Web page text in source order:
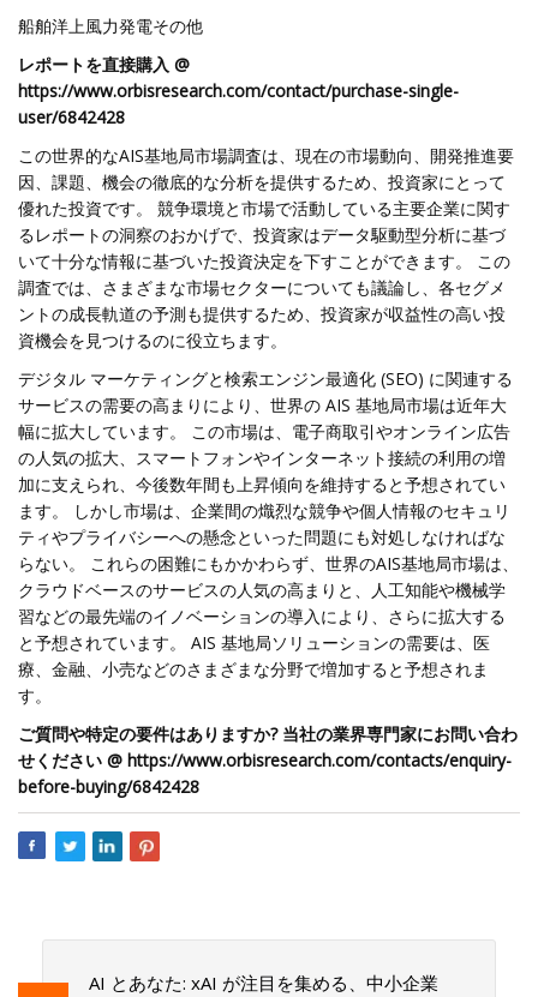
船舶洋上風力発電その他
レポートを直接購入 @
https://www.orbisresearch.com/contact/purchase-single-
user/6842428
この世界的なAIS基地局市場調査は、現在の市場動向、開発推進要
因、課題、機会の徹底的な分析を提供するため、投資家にとって
優れた投資です。 競争環境と市場で活動している主要企業に関す
るレポートの洞察のおかげで、投資家はデータ駆動型分析に基づ
いて十分な情報に基づいた投資決定を下すことができます。 この
調査では、さまざまな市場セクターについても議論し、各セグメ
ントの成長軌道の予測も提供するため、投資家が収益性の高い投
資機会を見つけるのに役立ちます。
デジタル マーケティングと検索エンジン最適化 (SEO) に関連する
サービスの需要の高まりにより、世界の AIS 基地局市場は近年大
幅に拡大しています。 この市場は、電子商取引やオンライン広告
の人気の拡大、スマートフォンやインターネット接続の利用の増
加に支えられ、今後数年間も上昇傾向を維持すると予想されてい
ます。 しかし市場は、企業間の熾烈な競争や個人情報のセキュリ
ティやプライバシーへの懸念といった問題にも対処しなければな
らない。 これらの困難にもかかわらず、世界のAIS基地局市場は、
クラウドベースのサービスの人気の高まりと、人工知能や機械学
習などの最先端のイノベーションの導入により、さらに拡大する
と予想されています。 AIS 基地局ソリューションの需要は、医
療、金融、小売などのさまざまな分野で増加すると予想されま
す。
ご質問や特定の要件はありますか? 当社の業界専門家にお問い合わ
せください @ https://www.orbisresearch.com/contacts/enquiry-
before-buying/6842428
AI とあなた: xAI が注目を集める、中小企業